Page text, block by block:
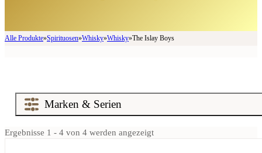
Alle Produkte»Spirituosen»Whisky»Whisky»The Islay Boys
Ergebnisse 1 - 4 von 4 werden angezeigt